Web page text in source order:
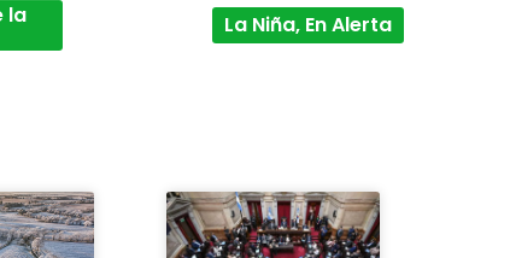
la La Niña, En Alerta